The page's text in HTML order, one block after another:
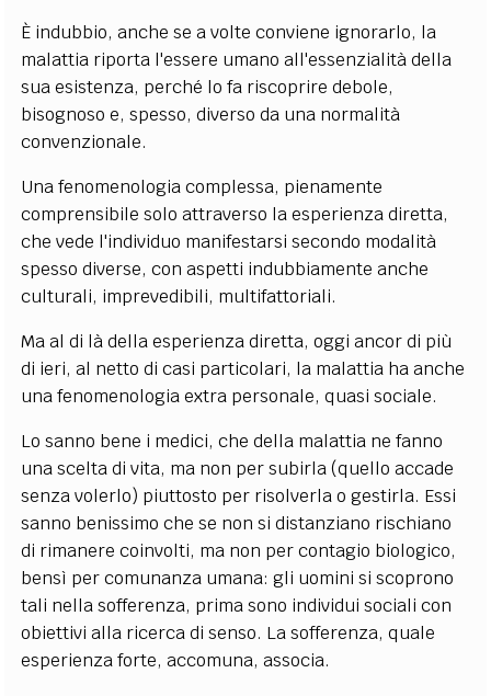
È indubbio, anche se a volte conviene ignorarlo, la
malattia riporta l'essere umano all'essenzialità della
sua esistenza, perché lo fa riscoprire debole,
bisognoso e, spesso, diverso da una normalità
convenzionale.
Una fenomenologia complessa, pienamente
comprensibile solo attraverso la esperienza diretta,
che vede l'individuo manifestarsi secondo modalità
spesso diverse, con aspetti indubbiamente anche
culturali, imprevedibili, multifattoriali.
Ma al di là della esperienza diretta, oggi ancor di più
di ieri, al netto di casi particolari, la malattia ha anche
una fenomenologia extra personale, quasi sociale.
Lo sanno bene i medici, che della malattia ne fanno
una scelta di vita, ma non per subirla (quello accade
senza volerlo) piuttosto per risolverla o gestirla. Essi
sanno benissimo che se non si distanziano rischiano
di rimanere coinvolti, ma non per contagio biologico,
bensì per comunanza umana: gli uomini si scoprono
tali nella sofferenza, prima sono individui sociali con
obiettivi alla ricerca di senso. La sofferenza, quale
esperienza forte, accomuna, associa.